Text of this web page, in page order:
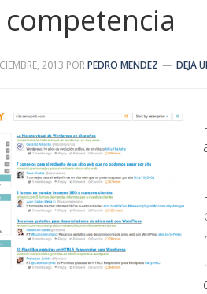
competencia
2013 PORPEDRO MENDEZ DEJA